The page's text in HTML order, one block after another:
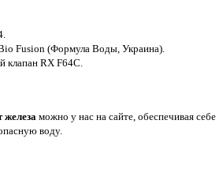
Fusion (Формула Воды, Украина).
RX F64C.
железа можно у нас на сайте, обеспечивая себе
воду.